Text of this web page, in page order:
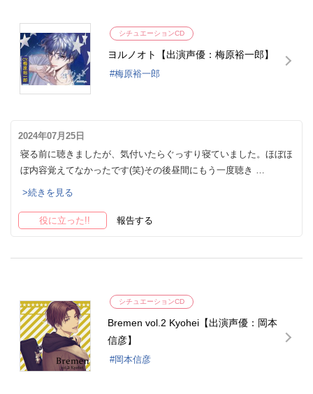
シチュエーションCD
ヨルノオト【出演声優：梅原裕一郎】
梅原裕一郎
2024年07月25日
寝る前に聴きましたが、気付いたらぐっすり寝ていました。ほぼほ
ぼ内容覚えてなかったです(笑)その後昼間にもう一度聴き …
>続きを見る
役に立った!! 報告する
シチュエーションCD
Bremen vol.2 Kyohei【出演声優：岡本
信彦】
岡本信彦